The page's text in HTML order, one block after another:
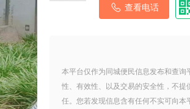
查看电话
本平台仅作为同城便民信息发布和查
性、有效性、以及交易的安全性，不
任。您若发现信息含有任何不实可向